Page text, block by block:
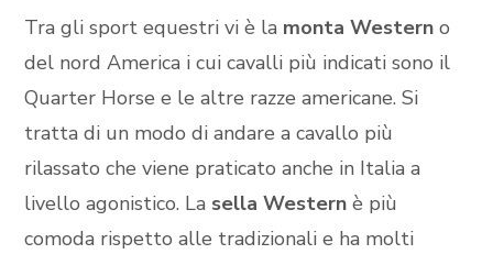
Tra gli sport equestri vi è la monta Western o
del nord America i cui cavalli più indicati sono il
Quarter Horse e le altre razze americane. Si
tratta di un modo di andare a cavallo più
rilassato che viene praticato anche in Italia a
livello agonistico. La sella Western è più
comoda rispetto alle tradizionali e ha molti